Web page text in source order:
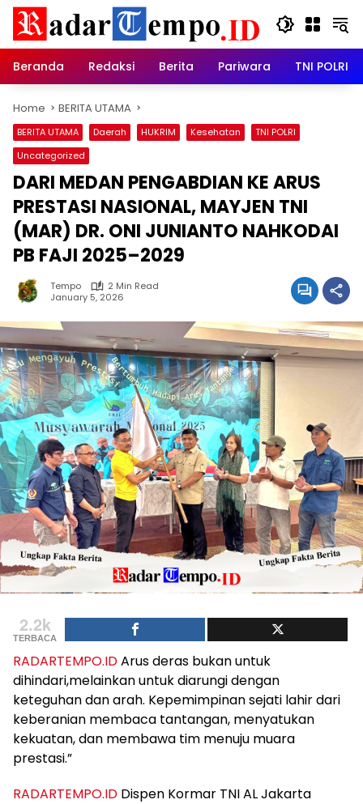
Skip
content
Beranda
Redaksi Berita Pariwara TNI POLRI
Home BERITA UTAMA
BERITA UTAMA Daerah HUKRIM Kesehatan
TNI POLRI
Uncategorized
DARI MEDAN PENGABDIAN KE ARUS
PRESTASI NASIONAL, MAYJEN TNI
(MAR) DR. ONI JUNIANTO NAHKODAI
PB FAJI 2025–2029
Tempo
2 Min Read
January 5, 2026
2.2k
TERBACA
RADARTEMPO.IDArus deras bukan untuk
dihindari,melainkan untuk diarungi dengan
keteguhan dan arah. Kepemimpinan sejati lahir dari
keberanian membaca tantangan, menyatukan
kekuatan, dan membawa tim menuju muara
prestasi.”
RADARTEMPO.ID Dispen Kormar TNI AL Jakarta